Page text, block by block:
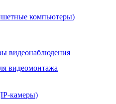
компьютеры)
видеонаблюдения
видеомонтажа
камеры)